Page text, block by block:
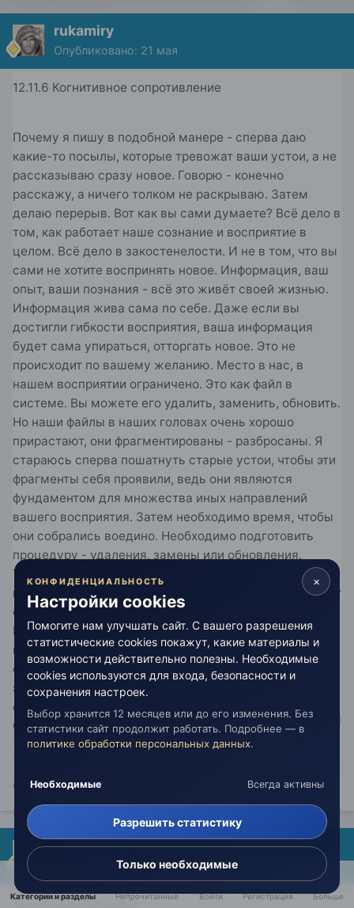
rukamiry
Опубликовано: 21 мая
12.11.6 Когнитивное сопротивление
Почему я пишу в подобной манере - сперва даю
какие-то посылы, которые тревожат ваши устои, а не
рассказываю сразу новое. Говорю - конечно
расскажу, а ничего толком не раскрываю. Затем
делаю перерыв. Вот как вы сами думаете? Всё дело в
том, как работает наше сознание и восприятие в
целом. Всё дело в закостенелости. И не в том, что вы
сами не хотите воспринять новое. Информация, ваш
опыт, ваши познания - всё это живёт своей жизнью.
Информация жива сама по себе. Даже если вы
достигли гибкости восприятия, ваша информация
будет сама упираться, отторгать новое. Это не
происходит по вашему желанию. Место в нас, в
нашем восприятии ограничено. Это как файл в
системе. Вы можете его удалить, заменить, обновить.
Но наши файлы в наших головах очень хорошо
прирастают, они фрагментированы - разбросаны. Я
стараюсь сперва пошатнуть старые устои, чтобы эти
фрагменты себя проявили, ведь они являются
фундаментом для множества иных направлений
вашего восприятия. Затем необходимо время, чтобы
они собрались воедино. Необходимо подготовить
процедуру - удаления, замены или обновления.
Только затем, когда вы готовы к новому, это новое
может быть усвоено. Иначе, оно непременно вызовет
отторжение. И вы даже не будете понимать почему.
Ведь это не вы отторгаете. Это называется
когнитивное сопротивление. Каждая система
стремится к устойчивости и сама защищает свои
элементы. Вы даже будете воспринимать это своим
отторжением, но это проявление самой информации.
Самой системы вашего восприятия.
Слова мои - это ступени истины из лестницы восхождения к любви...
rukamiry
Опубликовано:21 мая
12.11.7 Понятие Света
Категории и разделы Непрочитанные Войти Регистрация Больше
×
КОНФИДЕНЦИАЛЬНОСТЬ
Настройки cookies
Помогите нам улучшать сайт. С вашего разрешения
статистические cookies покажут, какие материалы и
возможности действительно полезны. Необходимые
cookies используются для входа, безопасности и
сохранения настроек.
Выбор хранится 12 месяцев или до его изменения. Без
статистики сайт продолжит работать. Подробнее — в
политике обработки персональных данных.
Необходимые Всегда активны
Разрешить статистику
Только необходимые